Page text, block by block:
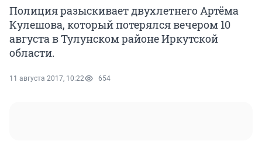
Полиция разыскивает двухлетнего Артёма
Кулешова, который потерялся вечером 10
августа в Тулунском районе Иркутской
области.
11 августа 2017, 10:22 654